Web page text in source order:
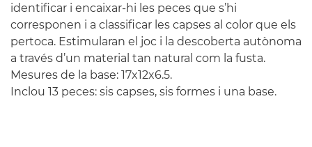
identificar i encaixar-hi les peces que s’hi
corresponen i a classificar les capses al color que els
pertoca. Estimularan el joc i la descoberta autònoma
a través d’un material tan natural com la fusta.
Mesures de la base: 17x12x6.5.
Inclou 13 peces: sis capses, sis formes i una base.